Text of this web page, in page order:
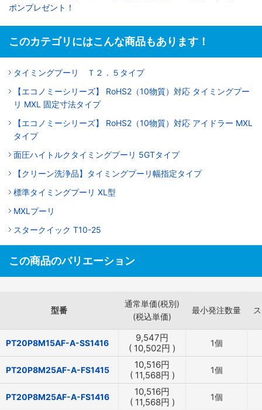
ポンプレゼント！
このカテゴリにはこんな商品もあります！
タイミングプーリ Ｔ２．５タイプ
【エコノミーシリーズ】 RoHS2（10物質）対応 タイミングプー
リ MXL 固定寸法タイプ
【エコノミーシリーズ】 RoHS2（10物質）対応 アイドラー MXL
タイプ
面圧ハイトルクタイミングプーリ 5GTタイプ
【クリーン洗浄品】タイミングプーリ幅指定タイプ
標準タイミングプーリ XL型
MXLプーリ
スタークイック T10-25
この商品のバリエーション
型番
通常単価(税別)
(税込単価)
最小発注数量
PT20P8M15AF-A-SS1416 9,547円
( 10,502円 ) 1個
PT20P8M25AF-A-FS1415 10,516円
( 11,568円 ) 1個
PT20P8M25AF-A-FS1416 10,516円
( 11,568円 ) 1個